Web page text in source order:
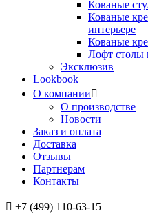
Кованые
Кованые
интерьере
Кованые
Лофт столы
Эксклюзив
Lookbook
О компании
О производстве
Новости
Заказ и оплата
Доставка
Отзывы
Партнерам
Контакты
+7 (499) 110-63-15